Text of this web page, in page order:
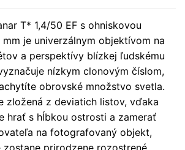
T* 1,4/50 EF s ohniskovou
je univerzálnym objektívom na
a perspektívy blízkej ľudskému
nízkym clonovým číslom,
obrovské množstvo svetla.
zložená z deviatich listov, vďaka
hrať s hĺbkou ostrosti a zamerať
na fotografovaný objekt,
prirodzene rozostrené.